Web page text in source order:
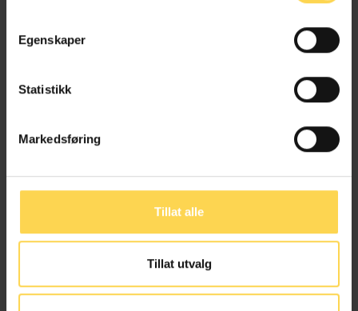
Egenskaper
Statistikk
Markedsføring
Tillat alle
Tillat utvalg